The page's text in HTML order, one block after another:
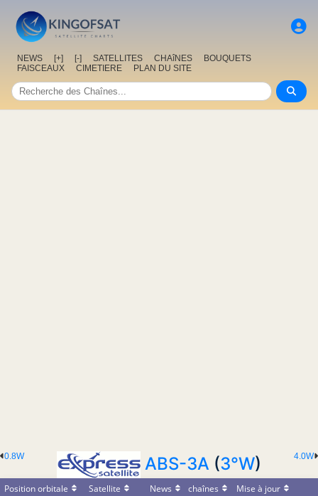
NEWS [+] [-] SATELLITES CHAîNES
BOUQUETS
FAISCEAUX
CIMETIERE PLAN DU SITE
4.0W
0.8W ABS-3A (3°W)
Position orbitale Satellite News chaînes
Mise à jour